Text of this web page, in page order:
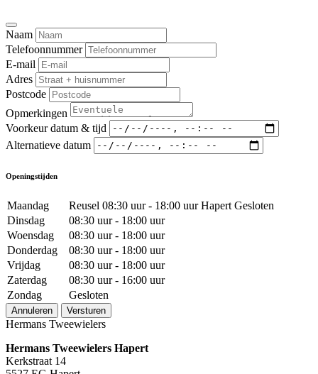
Naam
Telefoonnummer
E-mail
Adres
Postcode
Opmerkingen
Voorkeur datum & tijd
Alternatieve datum
Openingstijden
Maandag
Reusel 08:30 uur - 18:00 uur Hapert Gesloten
Dinsdag
08:30 uur - 18:00 uur
Woensdag
08:30 uur - 18:00 uur
Donderdag
08:30 uur - 18:00 uur
Vrijdag
08:30 uur - 18:00 uur
Zaterdag
08:30 uur - 16:00 uur
Zondag
Gesloten
Annuleren Versturen
Hermans Tweewielers
Hermans Tweewielers Hapert
Kerkstraat 14